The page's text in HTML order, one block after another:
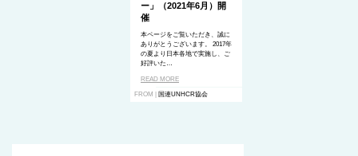
ー」（2021年6月）開
催
本ページをご覧いただき、誠に
ありがとうございます。 2017年
の夏より日本各地で実施し、ご
好評いた…
READ MORE
FROM | 国連UNHCR協会